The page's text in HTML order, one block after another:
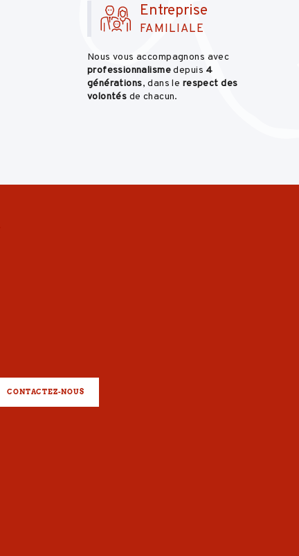
Entreprise
FAMILIALE
Nous vous accompagnons avec
professionnalismedepuis 4
générations, dans le respect des
volontés de chacun.
CONTACTEZ-NOUS